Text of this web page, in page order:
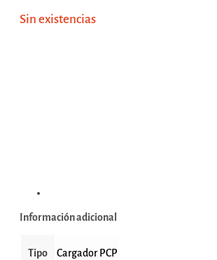
Sin existencias
Información adicional
Tipo Cargador PCP